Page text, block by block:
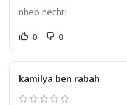
nheb nechri
0 0
kamilya ben rabah